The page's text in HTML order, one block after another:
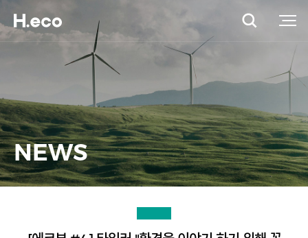
NEWS